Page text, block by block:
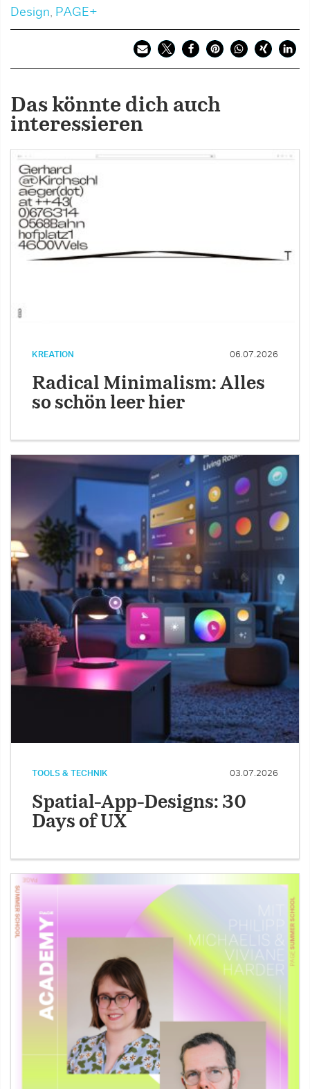
Design, PAGE+
Das könnte dich auch
interessieren
KREATION 06.07.2026
Radical Minimalism: Alles
so schön leer hier
TOOLS & TECHNIK 03.07.2026
Spatial-App-Designs: 30
Days of UX